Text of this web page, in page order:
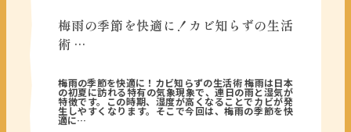
梅雨の季節を快適に！カビ知らずの生活
術 …
梅雨の季節を快適に！カビ知らずの生活術 梅雨は日本
の初夏に訪れる特有の気象現象で、連日の雨と湿気が
特徴です。この時期、湿度が高くなることでカビが発
生しやすくなります。そこで今回は、梅雨の季節を快
適に…